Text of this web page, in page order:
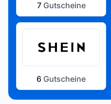
7Gutscheine
6 Gutscheine